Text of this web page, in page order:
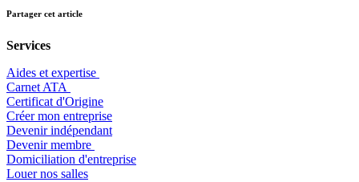
Partager cet article
Services
Aides et expertise
​Carnet ATA
Certificat d'Origine
Créer mon entreprise
Devenir indépendant
Devenir membre
​Domiciliation d'entreprise
Louer nos salles